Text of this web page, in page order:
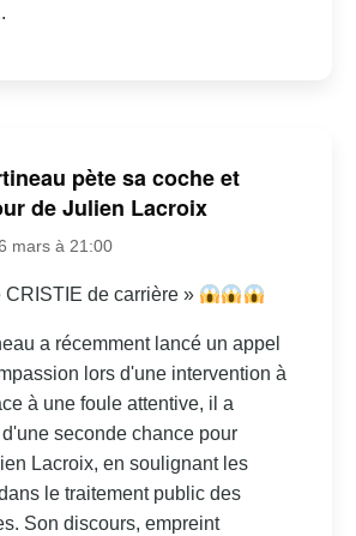
pète sa coche et
de Julien Lacroix
mars à 21:00
CRISTIE de carrière »
a récemment lancé un appel
lors d'une intervention à
à une foule attentive, il a
seconde chance pour
Lacroix, en soulignant les
le traitement public des
Son discours, empreint